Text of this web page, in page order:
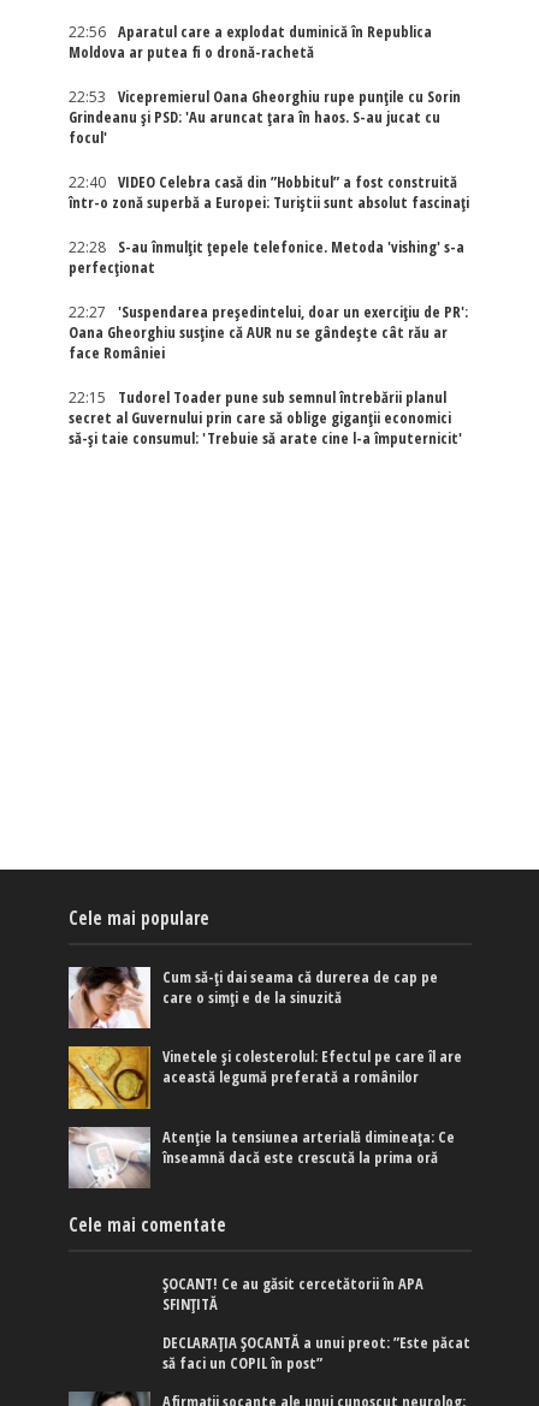
22:56
Aparatul care a explodat duminică în Republica
Moldova ar putea fi o dronă-rachetă
22:53
Vicepremierul Oana Gheorghiu rupe punțile cu Sorin
Grindeanu și PSD: 'Au aruncat țara în haos. S-au jucat cu
focul'
22:40
VIDEO Celebra casă din ”Hobbitul” a fost construită
într-o zonă superbă a Europei: Turiștii sunt absolut fascinați
22:28
S-au înmulțit țepele telefonice. Metoda 'vishing' s-a
perfecționat
22:27
'Suspendarea președintelui, doar un exercițiu de PR':
Oana Gheorghiu susține că AUR nu se gândește cât rău ar
face României
22:15
Tudorel Toader pune sub semnul întrebării planul
secret al Guvernului prin care să oblige giganții economici
să-și taie consumul: 'Trebuie să arate cine l-a împuternicit'
Cele mai populare
Cum să-ți dai seama că durerea de cap pe
care o simți e de la sinuzită
Vinetele și colesterolul: Efectul pe care îl are
această legumă preferată a românilor
Atenție la tensiunea arterială dimineața: Ce
înseamnă dacă este crescută la prima oră
Cele mai comentate
ȘOCANT! Ce au găsit cercetătorii în APA
SFINȚITĂ
DECLARAȚIA ȘOCANTĂ a unui preot: ”Este păcat
să faci un COPIL în post”
Afirmaţii şocante ale unui cunoscut neurolog: